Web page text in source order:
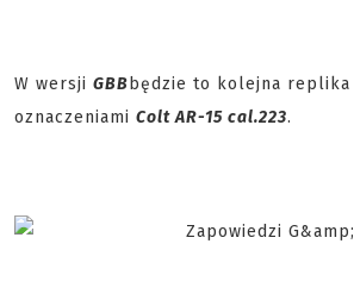
W wersji GBB będzie to kolejna replika
oznaczeniami Colt AR-15 cal.223.